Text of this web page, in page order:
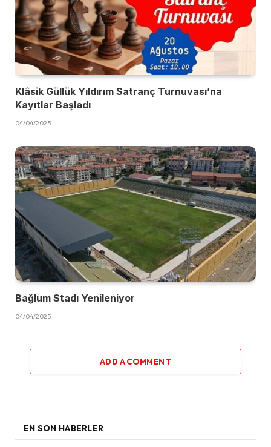
Klâsik Güllük Yıldırım Satranç Turnuvası’na
Kayıtlar Başladı
04/04/2025
Bağlum Stadı Yenileniyor
04/04/2025
ADD A COMMENT
EN SON HABERLER